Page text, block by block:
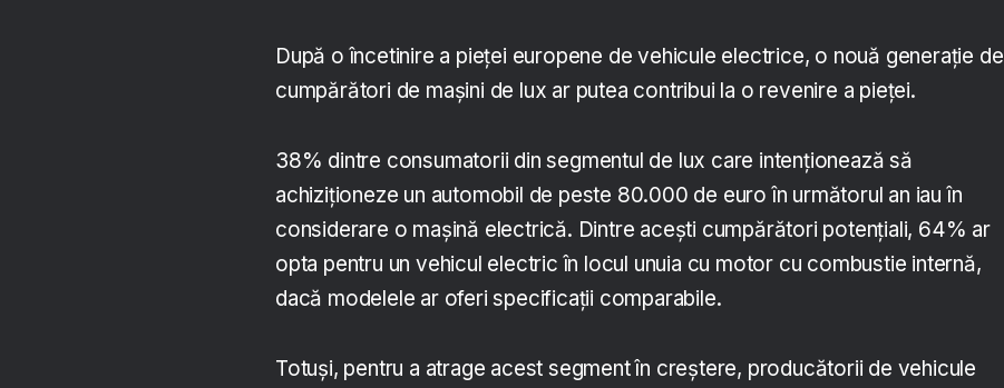
După o încetinire a pieței europene de vehicule electrice, o nouă generație de
cumpărători de mașini de lux ar putea contribui la o revenire a pieței.
38% dintre consumatorii din segmentul de lux care intenționează să
achiziționeze un automobil de peste 80.000 de euro în următorul an iau în
considerare o mașină electrică. Dintre acești cumpărători potențiali, 64% ar
opta pentru un vehicul electric în locul unuia cu motor cu combustie internă,
dacă modelele ar oferi specificații comparabile.
Totuși, pentru a atrage acest segment în creștere, producătorii de vehicule